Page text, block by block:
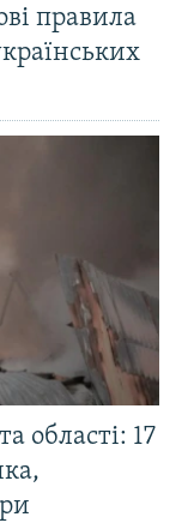
правила
області: 17